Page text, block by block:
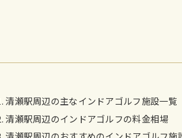
清瀬駅周辺の主なインドアゴルフ施設一覧
清瀬駅周辺のインドアゴルフの料金相場